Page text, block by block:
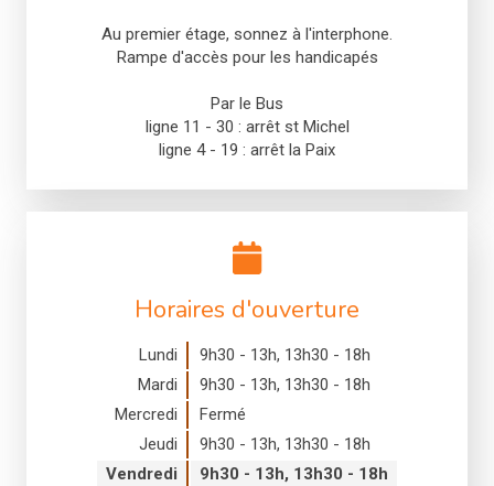
Au premier étage, sonnez à l'interphone.
Rampe d'accès pour les handicapés
Par le Bus
ligne 11 - 30 : arrêt st Michel
ligne 4 - 19 : arrêt la Paix
Horaires d'ouverture
Lundi 9h30 - 13h, 13h30 - 18h
Mardi
9h30 - 13h, 13h30 - 18h
Mercredi
Fermé
Jeudi
9h30 - 13h, 13h30 - 18h
Vendredi
9h30 - 13h, 13h30 - 18h